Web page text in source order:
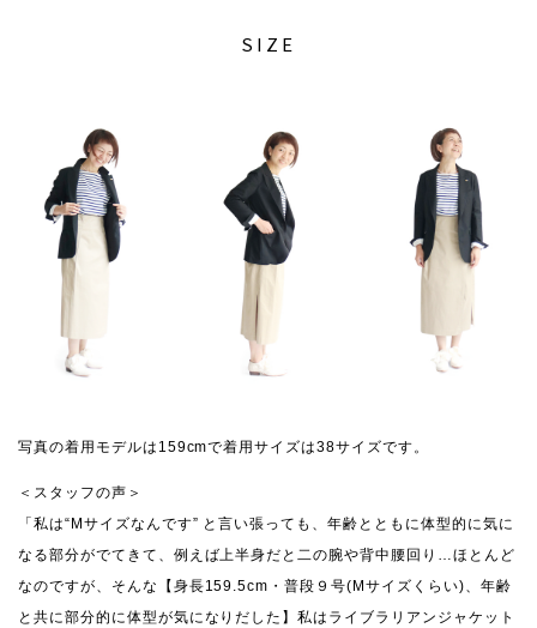
SIZE
写真の着用モデルは159cmで着用サイズは38サイズです。
＜スタッフの声＞
「私は“Mサイズなんです” と言い張っても、年齢とともに体型的に気に
なる部分がでてきて、例えば上半身だと二の腕や背中腰回り…ほとんど
なのですが、そんな【身長159.5cm・普段９号(Mサイズくらい)、年齢
と共に部分的に体型が気になりだした】私はライブラリアンジャケット